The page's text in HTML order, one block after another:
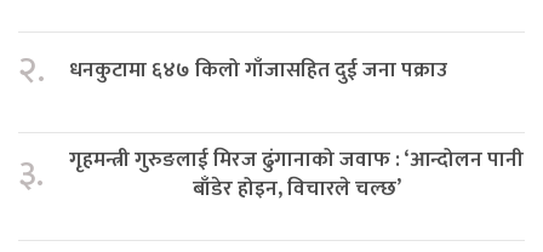
२. धनकुटामा ६४७ किलो गाँजासहित दुई जना पक्राउ
३.
गृहमन्त्री गुरुङलाई मिरज ढुंगानाको जवाफ : ‘आन्दोलन पानी
बाँडेर होइन, विचारले चल्छ’